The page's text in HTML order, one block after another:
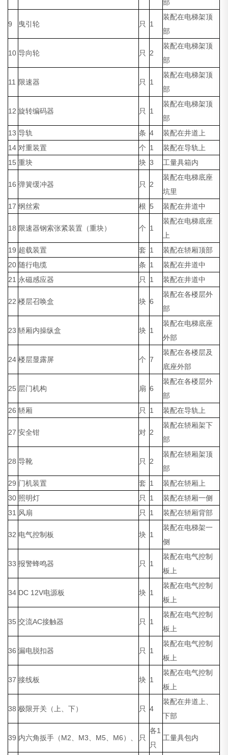
部
9 曳引轮 只 1
装配在电梯架顶
部
10 导向轮 只 2
装配在电梯架顶
部
11 限速器 只 1
装配在电梯架顶
部
12 旋转编码器 只 1
装配在电梯架顶
部
13 导轨 条 4
装配在井道上
14 对重装置 个 1
装配在导轨上
15 重块 块 3 工量具箱内
16 弹簧缓冲器 只 2
装配在电梯底座
坑里
17 纲丝索 根 5 装配在井道中
18 限速器钢索张紧装置（重块） 个 1
装配在电梯底座
上
19 超载装置 套 1
装配在轿厢顶部
20 随行电缆 条 1
装配在井道中
21 永磁感应器 只 1 装配在井道中
22 楼层召唤盒 块 6
装配在各楼层外
部
23 轿厢内操纵盒 块 1
装配在电梯底座
外部
24 楼层显露屏 个 7
装配在各楼层及
底座外部
25 层门机构 扇 6
装配在各楼层外
部
26 轿厢 只 1 装配在导轨上
27 安全钳 对 2
装配在轿厢架下
部
28 导靴 只 2
装配在轿厢架顶
部
29 门机装置 套 1
装配在轿厢上
30 照明灯 只 1
装配在轿厢一侧
31 风扇 只 1 装配在轿厢背部
32 电气控制板 块 1
装配在电梯架一
侧
33 报警蜂鸣器 只 1
装配在电气控制
板上
34 DC 12V电源板 块 1
装配在电气控制
板上
35 交流AC接触器 只 1
装配在电气控制
板上
36 漏电脱扣器 只 1
装配在电气控制
板上
37 接线板 块 1
装配在电气控制
板上
38 极限开关（上、下） 只 4
装配在井道上、
下部
39 内六角扳手（M2、M3、M5、M6）、 只
各1
只
工量具包内